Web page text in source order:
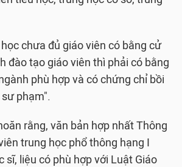
chưa đủ giáo viên có bằng cử
đào tạo giáo viên thì phải có bằng
phù hợp và có chứng chỉ bồi
phạm".
rằng, văn bản hợp nhất Thông
trung học phổ thông hạng I
sĩ, liệu có phù hợp với Luật Giáo